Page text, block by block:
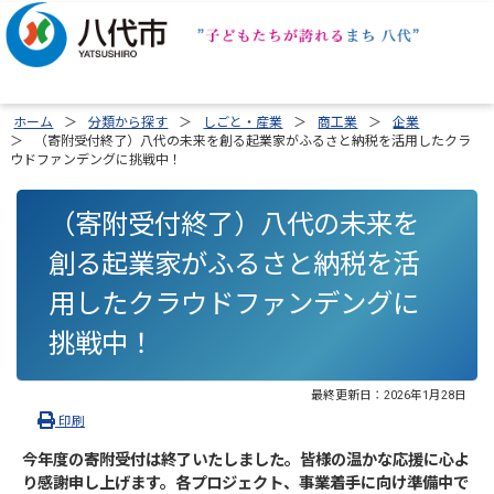
ホーム 分類から探す しごと・産業 商工業
企業
（寄附受付終了）八代の未来を創る起業家がふるさと納税を活用したクラ
ウドファンデングに挑戦中！
（寄附受付終了）八代の未来を
創る起業家がふるさと納税を活
用したクラウドファンデングに
挑戦中！
最終更新日： 2026年1月28日
印刷
今年度の寄附受付は終了いたしました。皆様の温かな応援に心よ
り感謝申し上げます。各プロジェクト、事業着手に向け準備中で